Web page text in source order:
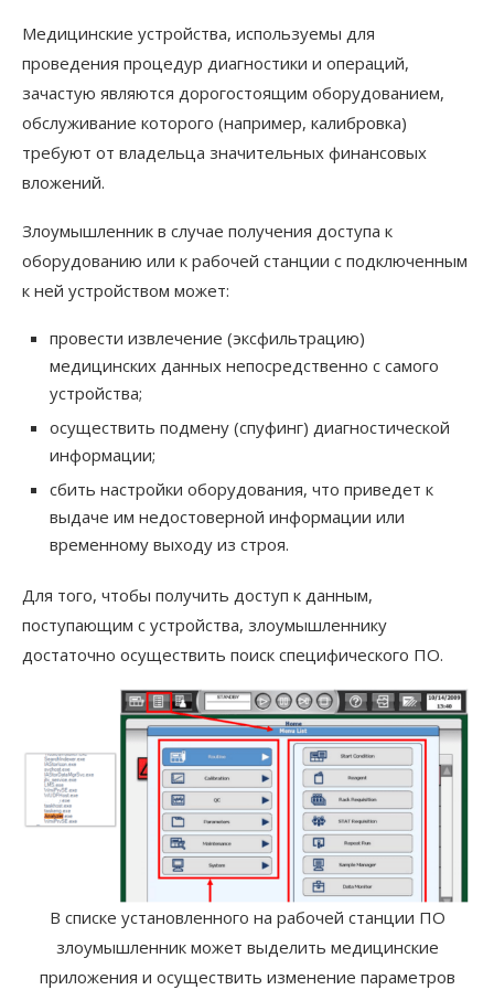
Медицинские устройства, используемы для
проведения процедур диагностики и операций,
зачастую являются дорогостоящим оборудованием,
обслуживание которого (например, калибровка)
требуют от владельца значительных финансовых
вложений.
Злоумышленник в случае получения доступа к
оборудованию или к рабочей станции с подключенным
к ней устройством может:
провести извлечение (эксфильтрацию)
медицинских данных непосредственно с самого
устройства;
осуществить подмену (спуфинг) диагностической
информации;
сбить настройки оборудования, что приведет к
выдаче им недостоверной информации или
временному выходу из строя.
Для того, чтобы получить доступ к данным,
поступающим с устройства, злоумышленнику
достаточно осуществить поиск специфического ПО.
В списке установленного на рабочей станции ПО
злоумышленник может выделить медицинские
приложения и осуществить изменение параметров